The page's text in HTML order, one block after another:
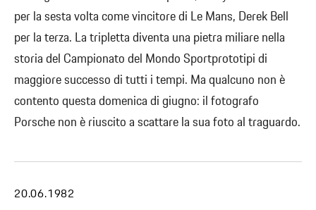
per la sesta volta come vincitore di Le Mans, Derek Bell
per la terza. La tripletta diventa una pietra miliare nella
storia del Campionato del Mondo Sportprototipi di
maggiore successo di tutti i tempi. Ma qualcuno non è
contento questa domenica di giugno: il fotografo
Porsche non è riuscito a scattare la sua foto al traguardo.
20.06.1982